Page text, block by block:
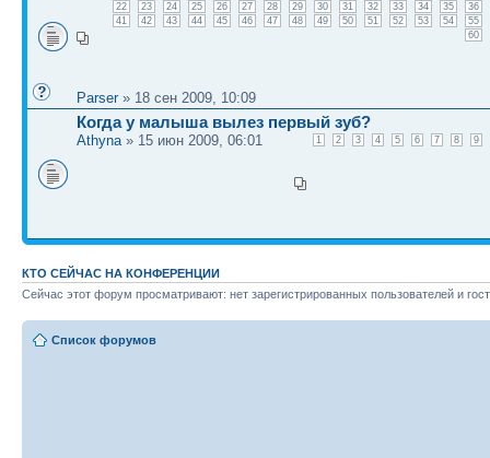
22
23 24 25 26 27 28 29 30 31 32 33 34 35
36
41
42 43 44 45 46 47 48 49 50 51 52 53 54
55
60
Parser » 18 сен 2009, 10:09
Когда у малыша вылез первый зуб?
1 2 3 4 5 6 7 8 9
Athyna » 15 июн 2009, 06:01
КТО СЕЙЧАС НА КОНФЕРЕНЦИИ
Сейчас этот форум просматривают: нет зарегистрированных пользователей и
Список форумов